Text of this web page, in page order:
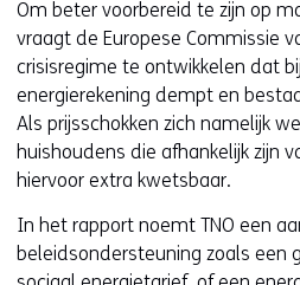
Om beter voorbereid te zijn op
vraagt de Europese Commissie
crisisregime te ontwikkelen dat
energierekening dempt en
Als prijsschokken zich namelijk
huishoudens die afhankelijk zijn
hiervoor extra kwetsbaar.
In het rapport noemt TNO een
beleidsondersteuning zoals een